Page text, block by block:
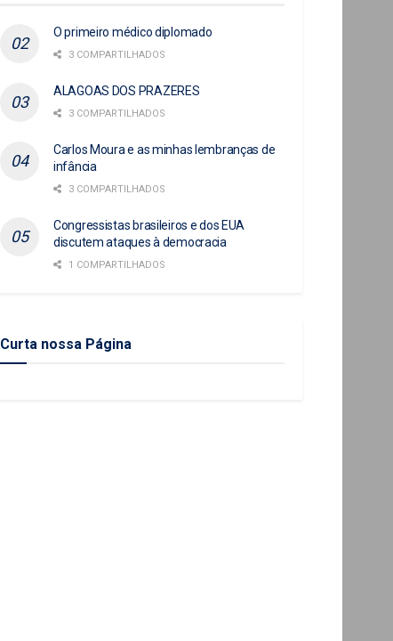
O primeiro médico diplomado
3 COMPARTILHADOS
ALAGOAS DOS PRAZERES
3 COMPARTILHADOS
Carlos Moura e as minhas lembranças de
infância
3 COMPARTILHADOS
Congressistas brasileiros e dos EUA
discutem ataques à democracia
1 COMPARTILHADOS
Curta nossa Página